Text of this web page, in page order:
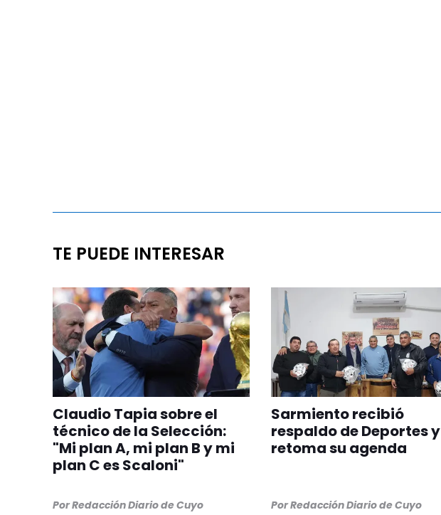
TE PUEDE INTERESAR
Claudio Tapia sobre el
técnico de la Selección:
"Mi plan A, mi plan B y mi
plan C es Scaloni"
PorRedacción Diario de Cuyo
Sarmiento recibió
respaldo de Deportes y
retoma su agenda
PorRedacción Diario de Cuyo